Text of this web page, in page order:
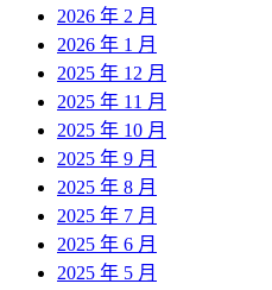
2026 年 2 月
2026 年 1 月
2025 年 12 月
2025 年 11 月
2025 年 10 月
2025 年 9 月
2025 年 8 月
2025 年 7 月
2025 年 6 月
2025 年 5 月